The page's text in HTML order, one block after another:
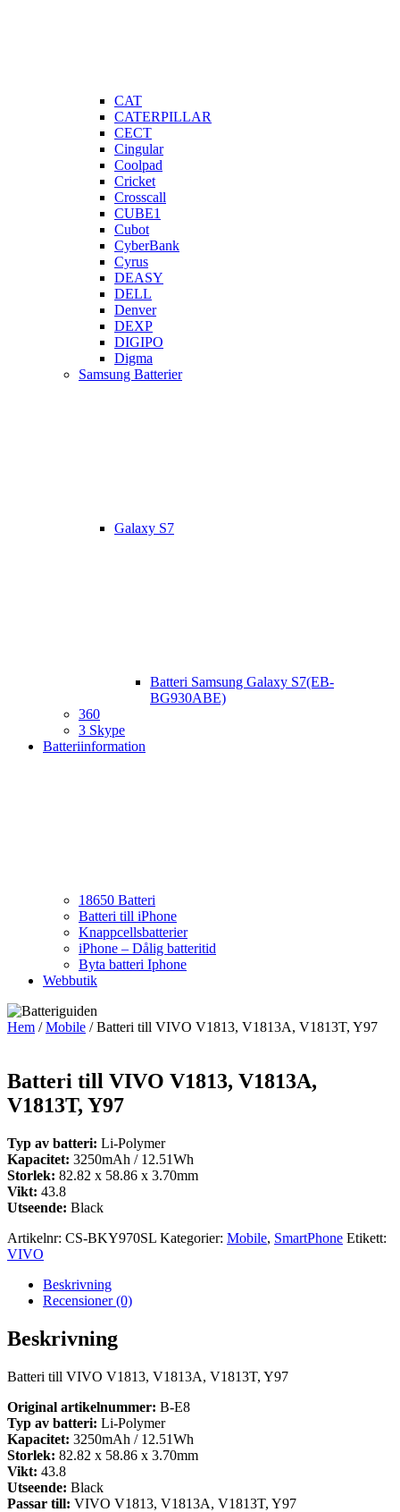
CAT
CATERPILLAR
CECT
Cingular
Coolpad
Cricket
Crosscall
CUBE1
Cubot
CyberBank
Cyrus
DEASY
DELL
Denver
DEXP
DIGIPO
Digma
Samsung Batterier
Galaxy S7
Batteri Samsung Galaxy S7(EB-
BG930ABE)
360
3 Skype
Batteriinformation
18650 Batteri
Batteri till iPhone
Knappcellsbatterier
iPhone – Dålig batteritid
Byta batteri Iphone
Webbutik
Hem /Mobile / Batteri till VIVO V1813, V1813A, V1813T, Y97
Batteri till VIVO V1813, V1813A,
V1813T, Y97
Typ av batteri: Li-Polymer
Kapacitet: 3250mAh / 12.51Wh
Storlek: 82.82 x 58.86 x 3.70mm
Vikt: 43.8
Utseende: Black
Artikelnr: CS-BKY970SL Kategorier: Mobile, SmartPhone Etikett:
VIVO
Beskrivning
Recensioner (0)
Beskrivning
Batteri till VIVO V1813, V1813A, V1813T, Y97
Original artikelnummer: B-E8
Typ av batteri: Li-Polymer
Kapacitet: 3250mAh / 12.51Wh
Storlek: 82.82 x 58.86 x 3.70mm
Vikt: 43.8
Utseende: Black
Passar till: VIVO V1813, V1813A, V1813T, Y97